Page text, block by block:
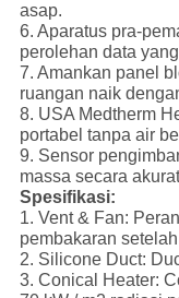
asap.
6. Aparatus pra-
perolehan data
7. Amankan panel
ruangan naik
8. USA Medtherm
portabel tanpa air
9. Sensor
massa secara
Spesifikasi:
1. Vent & Fan:
pembakaran
2. Silicone Duct:
3. Conical Heater: